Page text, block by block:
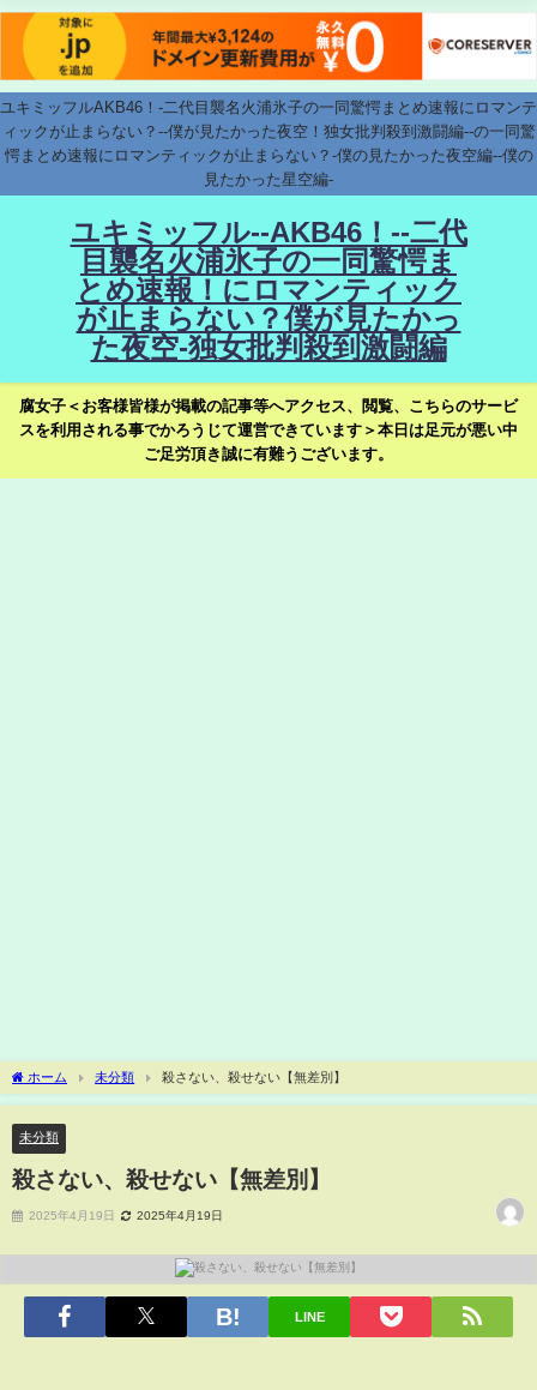
ユキミッフルAKB46！-二代目襲名火浦氷子の一同驚愕まとめ速報にロマンテ
ィックが止まらない？--僕が見たかった夜空！独女批判殺到激闘編--の一同驚
愕まとめ速報にロマンティックが止まらない？-僕の見たかった夜空編--僕の
見たかった星空編-
ユキミッフル--AKB46！--二代
目襲名火浦氷子の一同驚愕ま
とめ速報！にロマンティック
が止まらない？僕が見たかっ
た夜空-独女批判殺到激闘編
腐女子＜お客様皆様が掲載の記事等へアクセス、閲覧、こちらのサービ
スを利用される事でかろうじて運営できています＞本日は足元が悪い中
ご足労頂き誠に有難うございます。
ホーム 未分類 殺さない、殺せない【無差別】
未分類
殺さない、殺せない【無差別】
2025年4月19日 2025年4月19日
LINE